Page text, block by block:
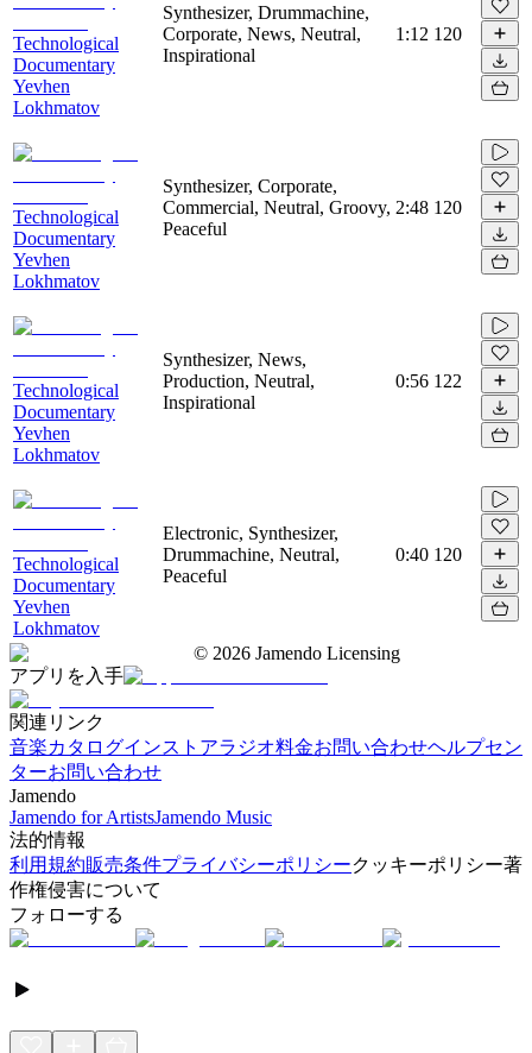
Technological
Documentary
Yevhen
Lokhmatov
Synthesizer, Drummachine,
Corporate, News, Neutral,
Inspirational
1:12 120
Technological
Documentary
Yevhen
Lokhmatov
Synthesizer, Corporate,
Commercial, Neutral, Groovy,
Peaceful
2:48 120
Technological
Documentary
Yevhen
Lokhmatov
Synthesizer, News,
Production, Neutral,
Inspirational
0:56 122
Technological
Documentary
Yevhen
Lokhmatov
Electronic, Synthesizer,
Drummachine, Neutral,
Peaceful
0:40 120
© 2026 Jamendo Licensing
アプリを入手
関連リンク
音楽カタログインストアラジオ料金お問い合わせヘルプセン
ターお問い合わせ
Jamendo
Jamendo for ArtistsJamendo Music
法的情報
利用規約販売条件プライバシーポリシークッキーポリシー著
作権侵害について
フォローする